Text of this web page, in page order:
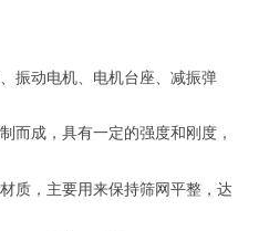
振动电机、电机台座、减振弹
而成，具有一定的强度和刚度，
质，主要用来保持筛网平整，达